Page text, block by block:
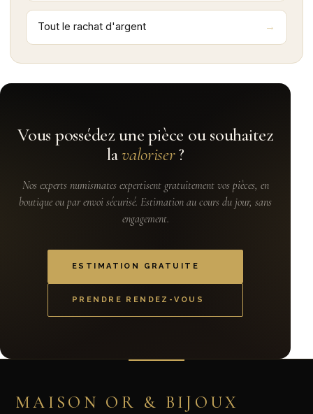
Tout le rachat d'argent
Vous possédez une pièce ou souhaitez
lavaloriser?
Nos experts numismates expertisent gratuitement vos pièces, en
boutique ou par envoi sécurisé. Estimation au cours du jour, sans
engagement.
ESTIMATION GRATUITE
PRENDRE RENDEZ-VOUS
MAISON OR & BIJOUX